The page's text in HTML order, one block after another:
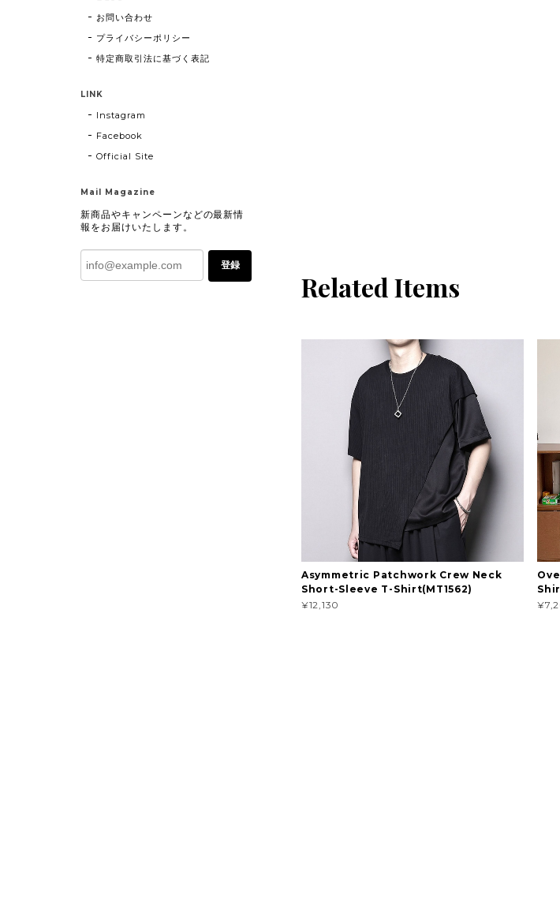
Related Items
Asymmetric Patchwork Crew Neck
Short-Sleeve T-Shirt(MT1562)
¥12,130
お問い合わせ
プライバシーポリシー
特定商取引法に基づく表記
LINK
Instagram
Facebook
Official Site
Mail Magazine
新商品やキャンペーンなどの最新情
報をお届けいたします。
登録